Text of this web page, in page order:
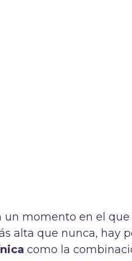
un momento en el
alta que nunca, hay
como la